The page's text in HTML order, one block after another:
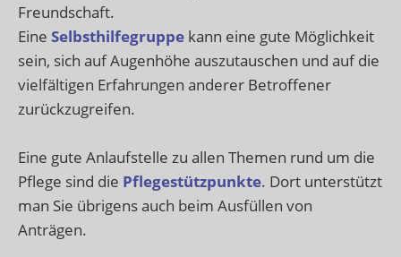
Freundschaft.
Eine Selbsthilfegruppe kann eine gute Möglichkeit
sein, sich auf Augenhöhe auszutauschen und auf die
vielfältigen Erfahrungen anderer Betroffener
zurückzugreifen.
Eine gute Anlaufstelle zu allen Themen rund um die
Pflege sind die Pflegestützpunkte. Dort unterstützt
man Sie übrigens auch beim Ausfüllen von
Anträgen.